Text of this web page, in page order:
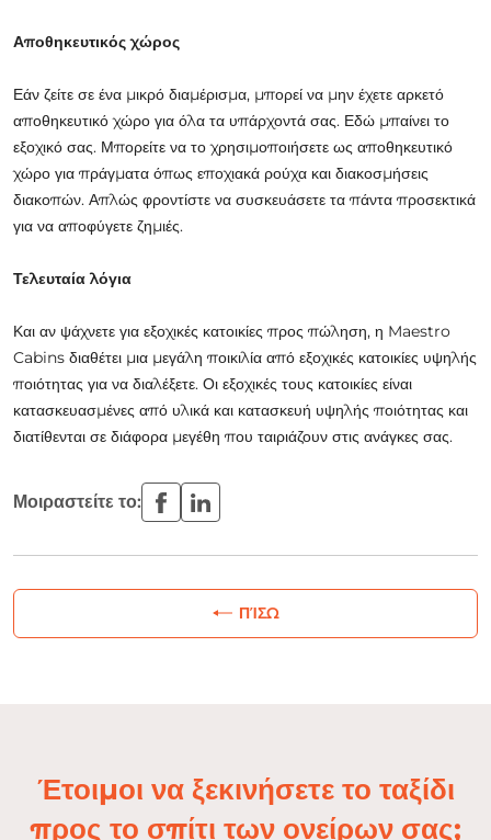
Αποθηκευτικός χώρος
Εάν ζείτε σε ένα μικρό διαμέρισμα, μπορεί να μην έχετε αρκετό
αποθηκευτικό χώρο για όλα τα υπάρχοντά σας. Εδώ μπαίνει το
εξοχικό σας. Μπορείτε να το χρησιμοποιήσετε ως αποθηκευτικό
χώρο για πράγματα όπως εποχιακά ρούχα και διακοσμήσεις
διακοπών. Απλώς φροντίστε να συσκευάσετε τα πάντα προσεκτικά
για να αποφύγετε ζημιές.
Τελευταία λόγια
Και αν ψάχνετε για εξοχικές κατοικίες προς πώληση, η Maestro
Cabins διαθέτει μια μεγάλη ποικιλία από εξοχικές κατοικίες υψηλής
ποιότητας για να διαλέξετε. Οι εξοχικές τους κατοικίες είναι
κατασκευασμένες από υλικά και κατασκευή υψηλής ποιότητας και
διατίθενται σε διάφορα μεγέθη που ταιριάζουν στις ανάγκες σας.
Μοιραστείτε το:
ΠΊΣΩ
Έτοιμοι να ξεκινήσετε το ταξίδι
προς το σπίτι των ονείρων σας;